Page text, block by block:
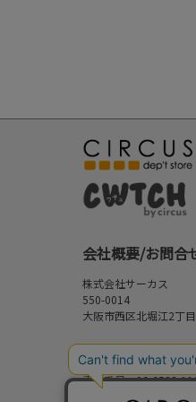
会社概要/お問合
株式会社サーカス
550-0014
大阪市西区北堀江2丁
お問合せ先
⇒FAQ/お問合せフォー
電話番号：06-6538-
営業時間：10:00-17:00